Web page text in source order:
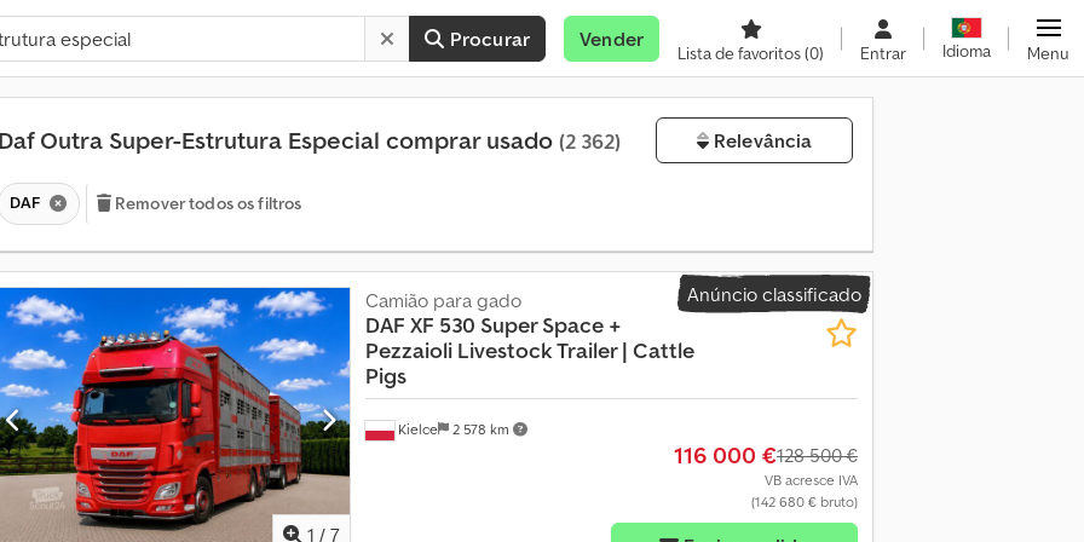
Procurar Vender
Lista de favoritos(0) Entrar Idioma Menu
Daf Outra Super-Estrutura Especial comprar usado (2 362) Relevância
DAF Remover todos os filtros
Anúncio classificado
1 / 7
Kielce 2 578 km
Camião para gado
DAF XF 530 Super Space +
Pezzaioli Livestock Trailer | Cattle
Pigs
116 000 €128 500 €
VB acresce IVA
(142 680 € bruto)